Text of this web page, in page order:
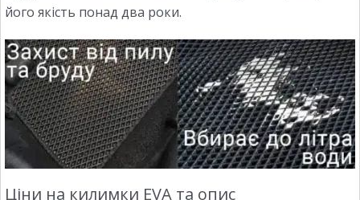
його якість понад два роки.
Ціни на килимки EVA та опис